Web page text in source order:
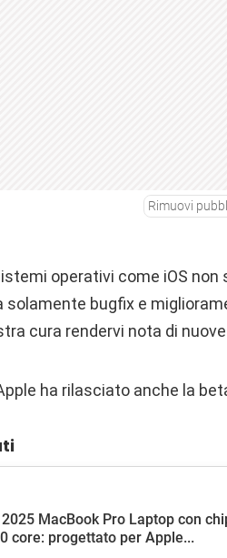
Rimuovi
operativi come iOS
solamente bugfix e
cura rendervi nota di
ha rilasciato anche la
MacBook Pro Laptop con
core: progettato per Apple...